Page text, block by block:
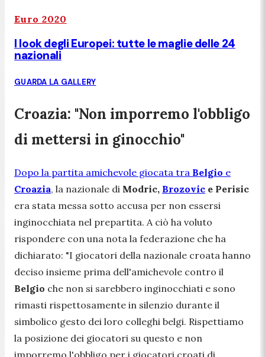
Euro 2020
I look degli Europei: tutte le maglie delle 24
nazionali
GUARDA LA GALLERY
Croazia: "Non imporremo l'obbligo
di mettersi in ginocchio"
Dopo la partita amichevole giocata tra Belgio e
Croazia, la nazionale di Modric, Brozovic e Perisic
era stata messa sotto accusa per non essersi
inginocchiata nel prepartita. A ciò ha voluto
rispondere con una nota la federazione che ha
dichiarato: "I giocatori della nazionale croata hanno
deciso insieme prima dell'amichevole contro il
Belgio che non si sarebbero inginocchiati e sono
rimasti rispettosamente in silenzio durante il
simbolico gesto dei loro colleghi belgi. Rispettiamo
la posizione dei giocatori su questo e non
imporremo l'obbligo per i giocatori croati di